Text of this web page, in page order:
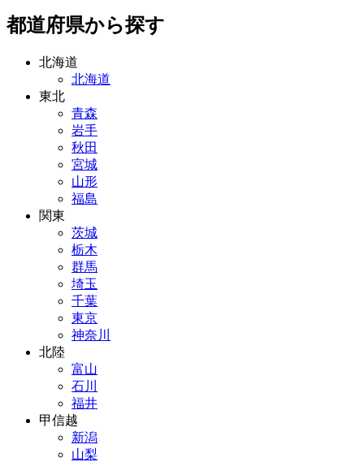
都道府県から探す
北海道
北海道
東北
青森
岩手
秋田
宮城
山形
福島
関東
茨城
栃木
群馬
埼玉
千葉
東京
神奈川
北陸
富山
石川
福井
甲信越
新潟
山梨